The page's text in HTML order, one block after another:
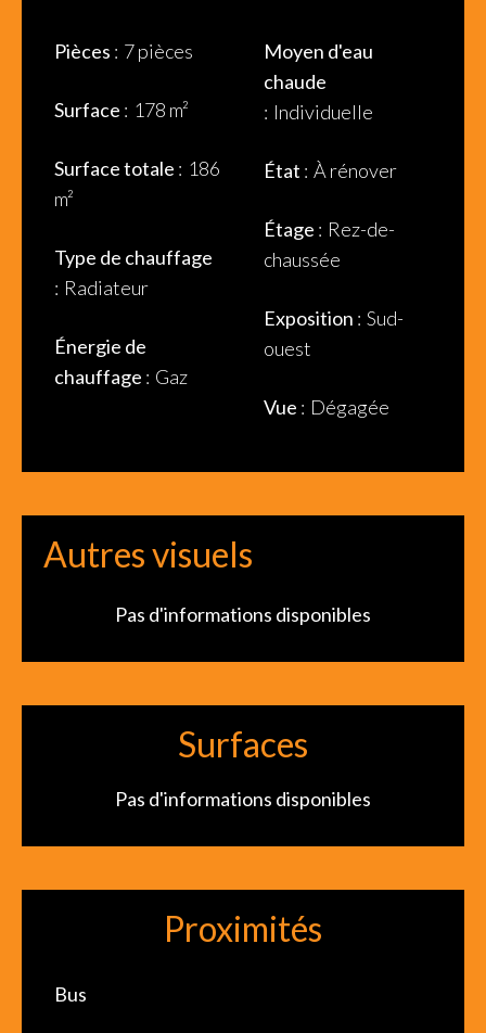
Pièces 7 pièces
Surface 178 m²
Surface totale
186
m²
Type de chauffage
Radiateur
Énergie de
chauffage
Gaz
Moyen d'eau
chaude
Individuelle
État À rénover
Étage
Rez-de-
chaussée
Exposition Sud-
ouest
Vue Dégagée
Autres visuels
Pas d'informations disponibles
Surfaces
Pas d'informations disponibles
Proximités
Bus